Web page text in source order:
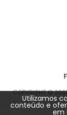
COPYRIGHT ©
Utilizamos
conteúdo e
em